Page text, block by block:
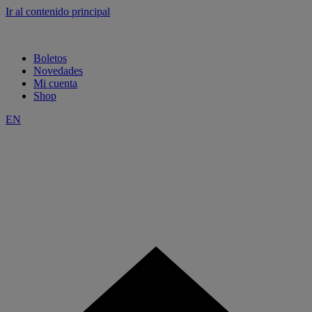
Ir al contenido principal
Boletos
Novedades
Mi cuenta
Shop
EN